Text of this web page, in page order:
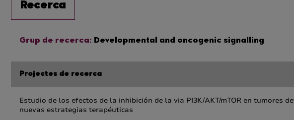
Recerca
Grup de recerca: Developmental and oncogenic signalling
Projectes de recerca
Estudio de los efectos de la inhibición de la via PI3K/AKT/mTOR en tumores
nuevas estrategias terapéuticas